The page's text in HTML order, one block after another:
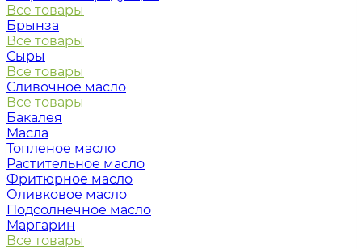
Все товары
Брынза
Все товары
Сыры
Все товары
Сливочное масло
Все товары
Бакалея
Масла
Топленое масло
Растительное масло
Фритюрное масло
Оливковое масло
Подсолнечное масло
Маргарин
Все товары